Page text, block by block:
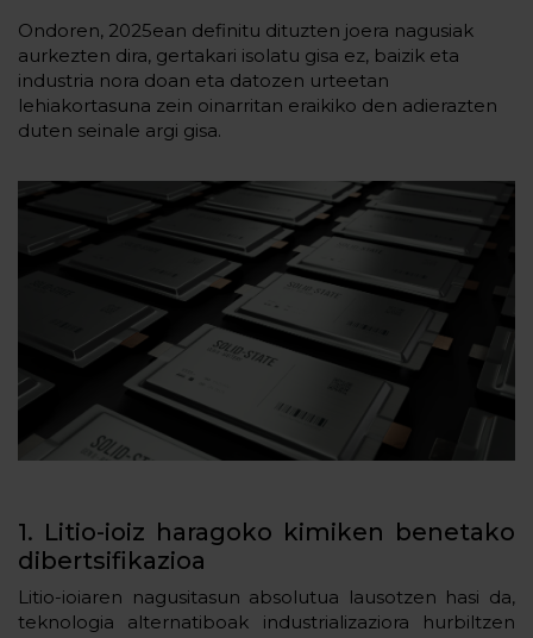
Ondoren, 2025ean definitu dituzten joera nagusiak
aurkezten dira, gertakari isolatu gisa ez, baizik eta
industria nora doan eta datozen urteetan
lehiakortasuna zein oinarritan eraikiko den adierazten
duten seinale argi gisa.
1. Litio-ioiz haragoko kimiken benetako
dibertsifikazioa
Litio-ioiaren nagusitasun absolutua lausotzen hasi da,
teknologia alternatiboak industrializaziora hurbiltzen